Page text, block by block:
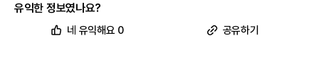
치는 것으로 추정됩니다. 유형 I이 가장 흔한 형태입니다.
스티클러 증후군의 유전
유익한 정보였나요?
네 유익해요 0 공유하기